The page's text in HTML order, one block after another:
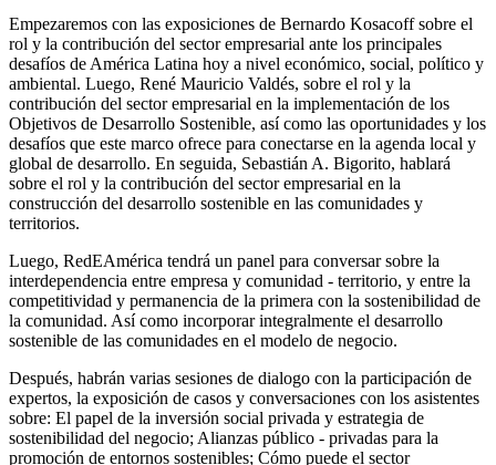
Empezaremos con las exposiciones de Bernardo Kosacoff sobre el
rol y la contribución del sector empresarial ante los principales
desafíos de América Latina hoy a nivel económico, social, político y
ambiental. Luego, René Mauricio Valdés, sobre el rol y la
contribución del sector empresarial en la implementación de los
Objetivos de Desarrollo Sostenible, así como las oportunidades y los
desafíos que este marco ofrece para conectarse en la agenda local y
global de desarrollo. En seguida, Sebastián A. Bigorito, hablará
sobre el rol y la contribución del sector empresarial en la
construcción del desarrollo sostenible en las comunidades y
territorios.
Luego, RedEAmérica tendrá un panel para conversar sobre la
interdependencia entre empresa y comunidad - territorio, y entre la
competitividad y permanencia de la primera con la sostenibilidad de
la comunidad. Así como incorporar integralmente el desarrollo
sostenible de las comunidades en el modelo de negocio.
Después, habrán varias sesiones de dialogo con la participación de
expertos, la exposición de casos y conversaciones con los asistentes
sobre: El papel de la inversión social privada y estrategia de
sostenibilidad del negocio; Alianzas público - privadas para la
promoción de entornos sostenibles; Cómo puede el sector